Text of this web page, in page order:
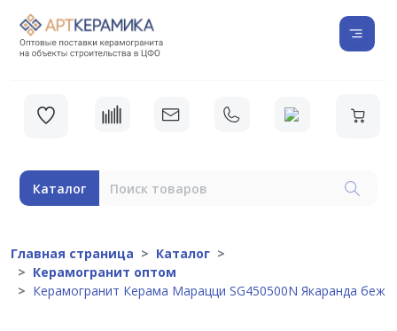
Каталог
Главная страница
Каталог
Керамогранит оптом
Керамогранит Керама Марацци SG450500N Якаранда беж